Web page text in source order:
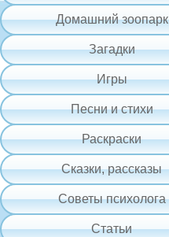
Домашний зоопарк
Загадки
Игры
Песни и стихи
Раскраски
Сказки, рассказы
Советы психолога
Статьи